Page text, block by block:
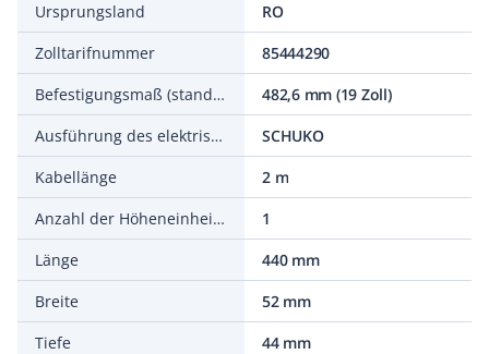
Ursprungsland
RO
Zolltarifnummer
85444290
Befestigungsmaß (standardisiert)
482,6 mm (19 Zoll)
Ausführung des elektrischen Anschlusses
SCHUKO
Kabellänge
2 m
Anzahl der Höheneinheiten (HE)
1
Länge
440 mm
Breite
52 mm
Tiefe
44 mm